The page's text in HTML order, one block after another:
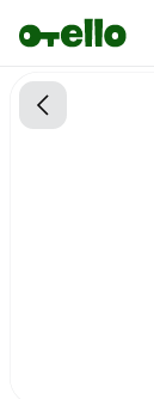
Промокоды на
Забирайте